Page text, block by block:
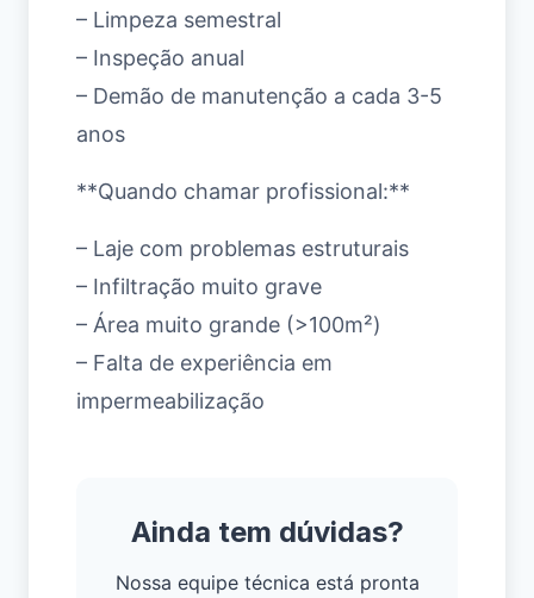
– Limpeza semestral
– Inspeção anual
– Demão de manutenção a cada 3-5
anos
**Quando chamar profissional:**
– Laje com problemas estruturais
– Infiltração muito grave
– Área muito grande (>100m²)
– Falta de experiência em
impermeabilização
Ainda tem dúvidas?
Nossa equipe técnica está pronta